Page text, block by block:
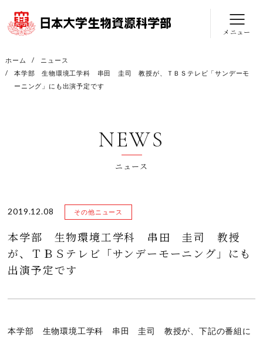
メニュー
ホーム
ニュース
本学部 生物環境工学科 串田 圭司 教授が、ＴＢＳテレビ「サンデーモ
ーニング」にも出演予定です
NEWS
ニュース
2019.12.08 その他ニュース
本学部 生物環境工学科 串田 圭司 教授
が、ＴＢＳテレビ「サンデーモーニング」にも
出演予定です
本学部 生物環境工学科 串田 圭司 教授が、下記の番組に